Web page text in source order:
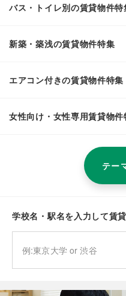
バス・トイレ別の賃貸物件特
新築・築浅の賃貸物件特集
エアコン付きの賃貸物件特集
女性向け・女性専用賃貸物件
テー
学校名・駅名を入力して賃